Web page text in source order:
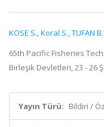
KÖSE S.,Koral S.,TUFAN B.
65th Pacific Fisheries
Birleşik Devletleri, 23 - 26
Yayın Türü: Bildiri /